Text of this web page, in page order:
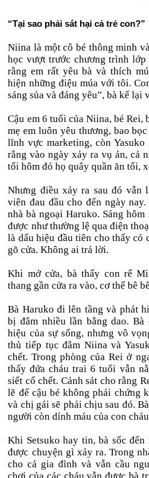
“Tại sao phải sát hại cả trẻ con?”
Niina là một cô bé thông minh
học vượt trước chương trình
rằng em rất yêu bà và thích
hiện những điệu múa với tôi.
sáng sủa và đáng yêu”, bà kể lại
Cậu em 6 tuổi của Niina, bé
mẹ em luôn yêu thương, bao
lĩnh vực marketing, còn
rằng vào ngày xảy ra vụ án, cả
tối hôm đó họ quây quần ăn tối,
Nhưng điều xảy ra sau đó vẫn
viên đau đầu cho đến ngày
nhà bà ngoại Haruko. Sáng
được như thường lệ qua điện
là dấu hiệu đầu tiên cho thấy có
gõ cửa. Không ai trả lời.
Khi mở cửa, bà thấy con rể
thang gần cửa ra vào, cơ thể bê
Bà Haruko đi lên tầng và phát
bị đâm nhiều lần bằng dao.
hiệu của sự sống, nhưng vô
thủ tiếp tục đâm Niina và
chết. Trong phòng của Rei ở
thấy đứa cháu trai 6 tuổi vẫn
siết cổ chết. Cảnh sát cho rằng
lẽ để cậu bé không phải chứng
và chị gái sẽ phải chịu sau đó.
người còn dính máu của con
Khi Setsuko hay tin, bà sốc
được chuyện gì xảy ra. Trong
cho cả gia đình và vẫn cầu